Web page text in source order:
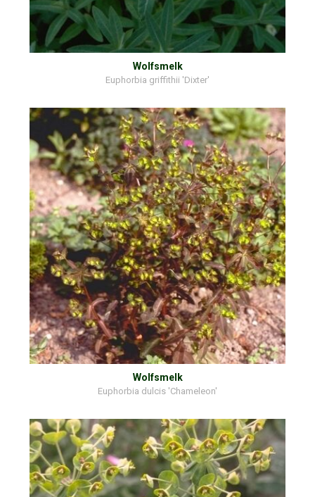
Wolfsmelk
Euphorbia griffithii 'Dixter'
Wolfsmelk
Euphorbia dulcis 'Chameleon'